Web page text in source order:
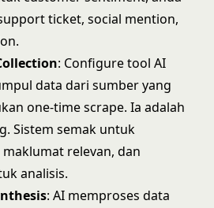
ticket, social mention,
: Configure tool AI
data dari sumber yang
one-time scrape. Ia adalah
Sistem semak untuk
relevan, dan
analisis.
: AI memproses data